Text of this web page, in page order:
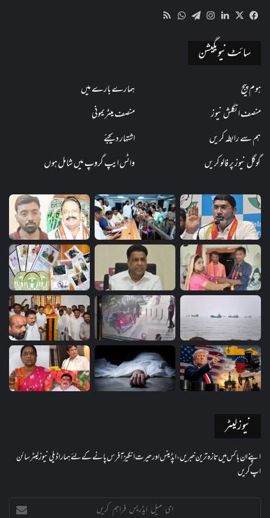
Facebook
X
LinkedIn
Instagram
Telegram
WhatsApp
سائٹ نیویگیشن
ہوم پیج
ہمارے بارے میں
منصف انگلش نیوز
منصف میٹریمونی
ہم سے رابطہ کریں
اشتہار دیجئے
گوگل نیوز پر فالو کریں
واٹس ایپ گروپ میں شامل ہوں
نیوز لیٹر
اپنے ان باکس میں تازہ ترین خبریں، اپڈیٹس اور حیرت انگیز آفرس پانے کے لئے ہمارا ڈیلی نیوز لیٹر سائن
اپ کریں